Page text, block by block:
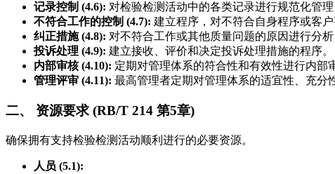
记录控制 (4.6): 对检验检测活动中的各类记录进行规范化管
不符合工作的控制 (4.7): 建立程序，对不符合自身程序或客
纠正措施 (4.8): 对不符合工作或其他质量问题的原因进行分
投诉处理 (4.9): 建立接收、评价和决定投诉处理措施的程序。
内部审核 (4.10): 定期对管理体系的符合性和有效性进行内部
管理评审 (4.11): 最高管理者定期对管理体系的适宜性、充分
二、 资源要求 (RB/T 214 第5章)
确保拥有支持检验检测活动顺利进行的必要资源。
人员 (5.1):